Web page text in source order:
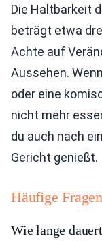
Die Haltbarkeit
beträgt etwa
Achte auf
Aussehen.
oder eine
nicht mehr
du auch nach
Gericht genießt.
Häufige
Wie lange